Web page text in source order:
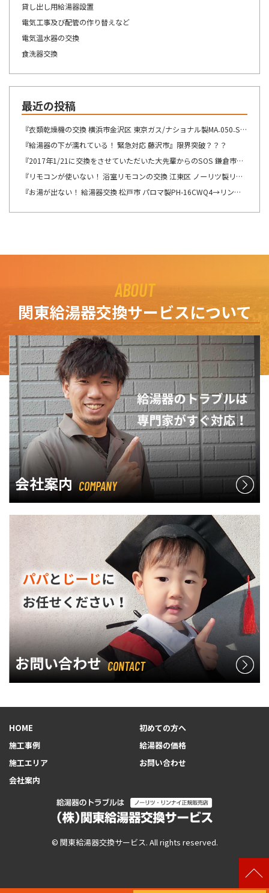
貸し出し用給湯器設置
電気工事及び配管の作り替えなど
電気温水器の交換
食洗器交換
最近の投稿
『衣類乾燥機の交換 横浜市金沢区 東京ガス/ナショナル製MA₋050₋ST→リンナイ製RDT-54S-SV へ交換』想像が出来ないですね・・・
『給湯器の下が濡れている！ 緊急対応 藤沢市』限界突破？？？
『2017年1/21に交換をさせていただいた大先輩からのSOS 鎌倉市』この週末は、少しゆっくり出来そうです！！！
『リモコンが使いない！ 浴室リモコンの交換 江東区 ノーリツ製リモコン RC-8201Sの交換』自然の驚異を感じますね。
『お湯が出ない！ 給湯器交換 松戸市 パロマ製PH-16CWQ4→リンナイ製RUX-A1616B(A)-E へ交換』ここの所、リモコンの不具合のご連絡を多くて驚きます。
ABOUT
関東給湯器交換サービスについて
会社案内 COMPANY
お問い合わせ CONTACT
HOME
初めての方へ
施工事例
給湯器の価格
施工エリア
お問い合わせ
会社案内
© 関東給湯器交換サービス. All rights reserved.